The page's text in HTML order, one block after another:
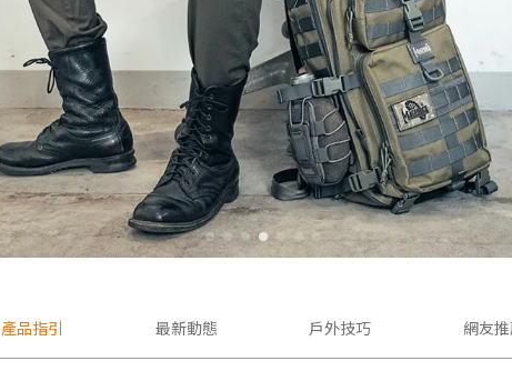
產品指引 最新動態 戶外技巧 網友